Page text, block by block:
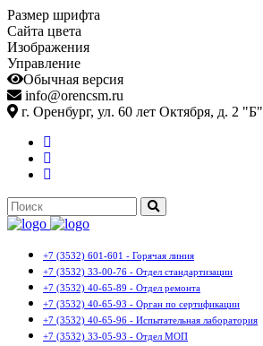
Размер шрифта
Сайта цвета
Изображения
Управление
Обычная версия
info@orencsm.ru
г. Оренбург, ул. 60 лет Октября, д. 2 "Б"
+7 (3532) 601-601 - Горячая линия
+7 (3532) 33-00-76 - Отдел стандартизации
+7 (3532) 40-65-89 - Отдел ремонта
+7 (3532) 40-65-93 - Орган по сертификации
+7 (3532) 40-65-96 - Испытательная лаборатория
+7 (3532) 33-05-93 - Отдел МОП